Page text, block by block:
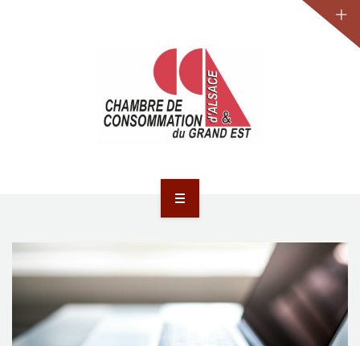
ACTUALITÉS
JURIDIQUE
LA CCA-GE